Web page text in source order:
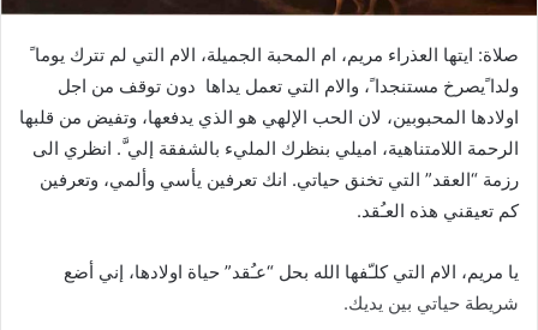
صلاة: ايتها العذراء مريم، ام المحبة الجميلة، الام التي لم تترك يوما ً
ولدا ًيصرخ مستنجدا ً، والام التي تعمل يداها دون توقف من اجل
اولادها المحبوبين، لان الحب الإلهي هو الذي يدفعها، وتفيض من قلبها
الرحمة اللامتناهية، اميلي بنظرك المليء بالشفقة إلي َّ. انظري الى
رزمة “العقد” التي تخنق حياتي. انك تعرفين يأسي وألمي، وتعرفين
كم تعيقني هذه العـُقد.
يا مريم، الام التي كلـّفها الله بحل “عـُقد” حياة اولادها، إني أضع
شريطة حياتي بين يديك.